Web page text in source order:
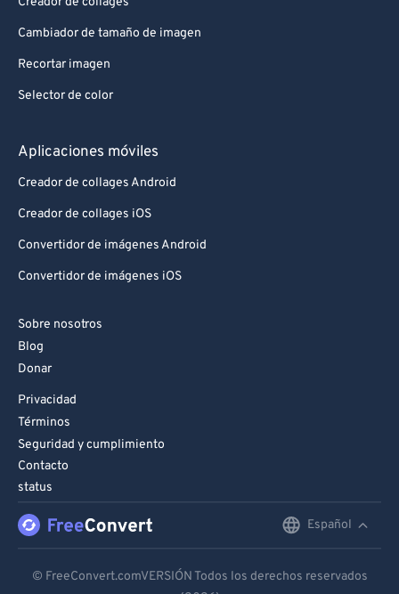
Cambiador de tamaño de imagen
Recortar imagen
Selector de color
Aplicaciones móviles
Creador de collages Android
Creador de collages iOS
Convertidor de imágenes Android
Convertidor de imágenes iOS
Sobre nosotros
Blog
Donar
Privacidad
Términos
Seguridad y cumplimiento
Contacto
status
Español
© FreeConvert.comVERSIÓN Todos los derechos reservados